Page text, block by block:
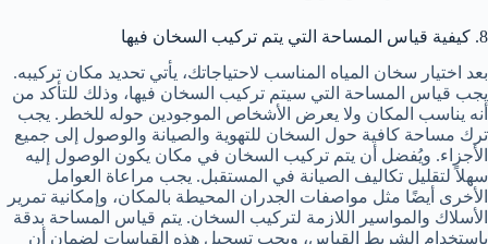
8. كيفية قياس المساحة التي يتم تركيب السخان فيها
بعد اختيار سخان المياه المناسب لاحتياجاتك، يأتي تحديد مكان تركيبه.
يجب قياس المساحة التي سيتم تركيب السخان فيها، وذلك للتأكد من
أنه يناسب المكان ولا يعرض الأشخاص الموجودين حوله للخطر. يجب
ترك مساحة كافية حول السخان للتهوية والصيانة والوصول إلى جميع
الأجزاء. ويُفضل أن يتم تركيب السخان في مكان يكون الوصول إليه
سهلاً لتقليل تكاليف الصيانة في المستقبل. يجب مراعاة العوامل
الأخرى أيضًا مثل مواصفات الجدران المحيطة بالمكان، وإمكانية تمرير
الأسلاك والمواسير اللازمة لتركيب السخان. يتم قياس المساحة بدقة
باستخدام الشريط القياس، ويجب تسجيل هذه القياسات لضمان أن